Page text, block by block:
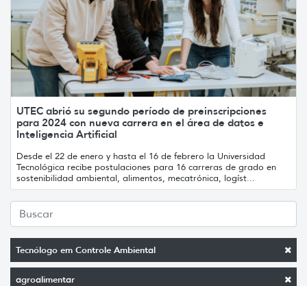
Tecnólogo em Controle Ambiental
agroalimentar
UTEC abrió su segundo período de preinscripciones
para 2024 con nueva carrera en el área de datos e
Inteligencia Artificial
Desde el 22 de enero y hasta el 16 de febrero la Universidad
Tecnológica recibe postulaciones para 16 carreras de grado en
sostenibilidad ambiental, alimentos, mecatrónica, logíst...